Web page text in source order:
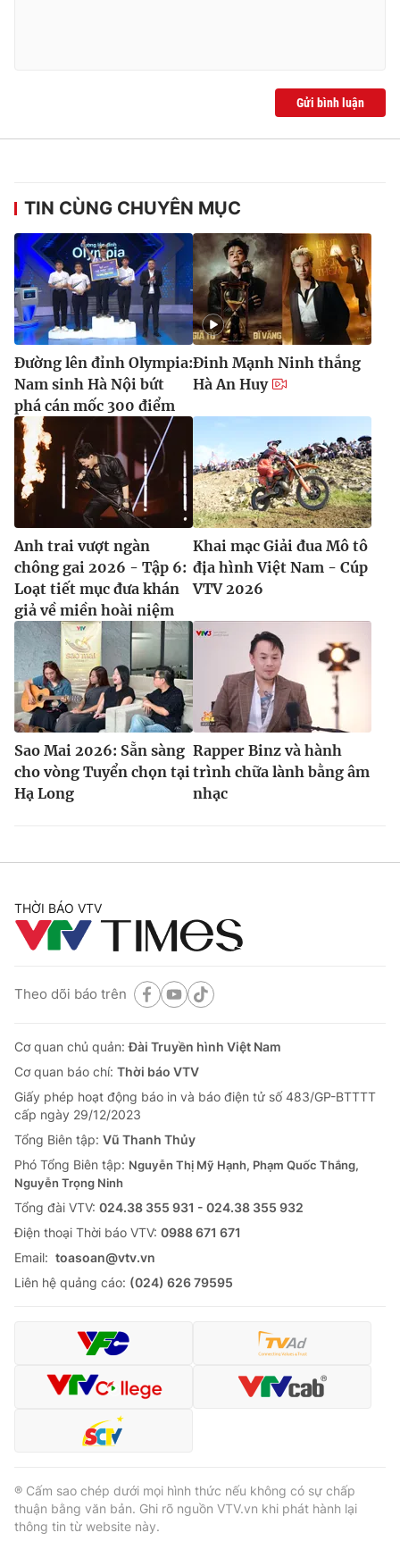
Gửi bình luận
TIN CÙNG CHUYÊN MỤC
Đường lên đỉnh Olympia:
Nam sinh Hà Nội bứt
phá cán mốc 300 điểm
Đinh Mạnh Ninh thắng
Hà An Huy
Anh trai vượt ngàn
chông gai 2026 - Tập 6:
Loạt tiết mục đưa khán
giả về miền hoài niệm
Khai mạc Giải đua Mô tô
địa hình Việt Nam - Cúp
VTV 2026
Sao Mai 2026: Sẵn sàng
cho vòng Tuyển chọn tại
Hạ Long
Rapper Binz và hành
trình chữa lành bằng âm
nhạc
THỜI BÁO VTV
Theo dõi báo trên
Cơ quan chủ quản:Đài Truyền hình Việt Nam
Cơ quan báo chí: Thời báo VTV
Giấy phép hoạt động báo in và báo điện tử số 483/GP-BTTTT
cấp ngày 29/12/2023
Tổng Biên tập: Vũ Thanh Thủy
Phó Tổng Biên tập: Nguyễn Thị Mỹ Hạnh, Phạm Quốc Thắng,
Nguyễn Trọng Ninh
Tổng đài VTV: 024.38 355 931 - 024.38 355 932
Ðiện thoại Thời báo VTV: 0988 671 671
Email: toasoan@vtv.vn
Liên hệ quảng cáo: (024) 626 79595
® Cấm sao chép dưới mọi hình thức nếu không có sự chấp
thuận bằng văn bản. Ghi rõ nguồn VTV.vn khi phát hành lại
thông tin từ website này.